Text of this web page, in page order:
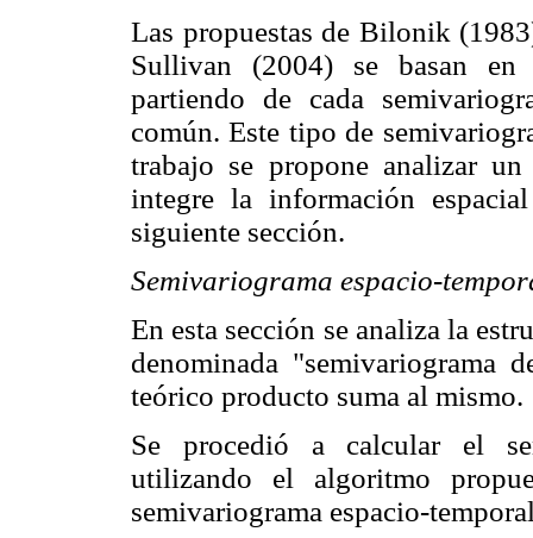
Las propuestas de Bilonik
Sullivan (2004) se basan en
partiendo de cada
común. Este tipo de
trabajo se propone analizar
integre la información
siguiente sección.
Semivariograma espacio-
En esta sección se analiza la
denominada
teórico producto suma al mismo.
Se procedió a calcular el
utilizando el algoritmo
semivariograma espacio-